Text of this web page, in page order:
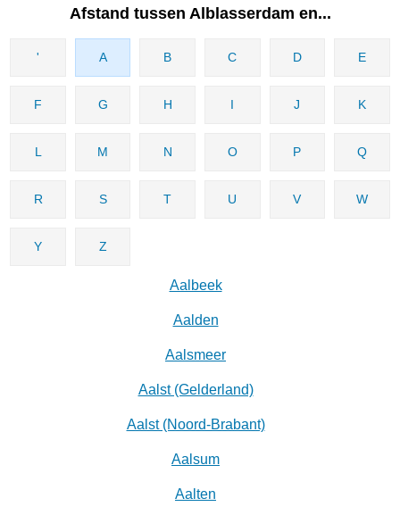
Afstand tussen Alblasserdam en...
' A B C D E
F G H I J K
L M N O P Q
R S T U V W
Y Z
Aalbeek
Aalden
Aalsmeer
Aalst (Gelderland)
Aalst (Noord-Brabant)
Aalsum
Aalten